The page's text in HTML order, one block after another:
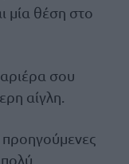
μία θέση στο
σου
αίγλη.
προηγούμενες